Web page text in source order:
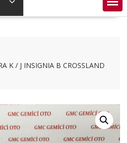
K / J INSIGNIA B CROSSLAND